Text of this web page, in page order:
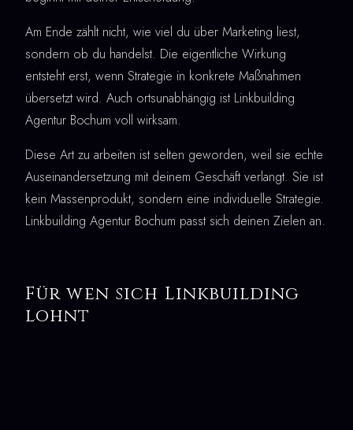
Am Ende zählt nicht, wie viel du über Marketing liest,
sondern ob du handelst. Die eigentliche Wirkung
entsteht erst, wenn Strategie in konkrete Maßnahmen
übersetzt wird. Auch ortsunabhängig ist Linkbuilding
Agentur Bochum voll wirksam.
Diese Art zu arbeiten ist selten geworden, weil sie echte
Auseinandersetzung mit deinem Geschäft verlangt. Sie ist
kein Massenprodukt, sondern eine individuelle Strategie.
Linkbuilding Agentur Bochum passt sich deinen Zielen an.
Für wen sich Linkbuilding
lohnt